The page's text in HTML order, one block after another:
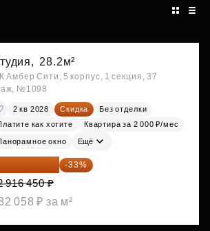
28.2м²
Амбер Сити, 5 корпус, 1 секция, 37
№1098
2 кв 2028 Скидка
Без отделки
как хотите
Квартира за 2 000 ₽/мес
окно Ещё
054 022 ₽ -33%
916 450 ₽
058 ₽ за м²